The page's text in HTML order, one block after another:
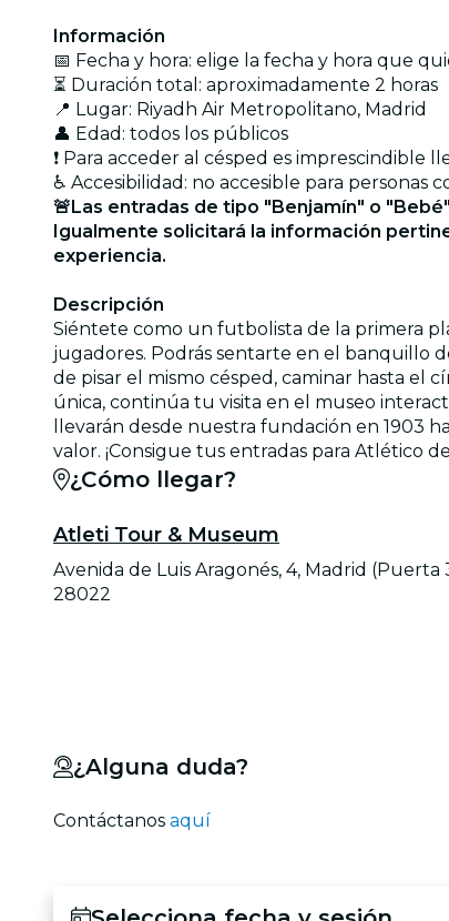
Información
📅 Fecha y hora: elige la fecha y hora que
⏳ Duración total: aproximadamente 2 horas
📍 Lugar: Riyadh Air Metropolitano, Madrid
👤 Edad: todos los públicos
❗ Para acceder al césped es imprescindible
♿ Accesibilidad: no accesible para personas
🚨Las entradas de tipo "Benjamín" o
Igualmente solicitará la información
experiencia.
Descripción
Siéntete como un futbolista de la primera
jugadores. Podrás sentarte en el banquillo
de pisar el mismo césped, caminar hasta el
única, continúa tu visita en el museo
llevarán desde nuestra fundación en 1903
valor. ¡Consigue tus entradas para Atlético
¿Cómo llegar?
Atleti Tour & Museum
Avenida de Luis Aragonés, 4, Madrid (Puerta
28022
¿Alguna duda?
Contáctanos aquí